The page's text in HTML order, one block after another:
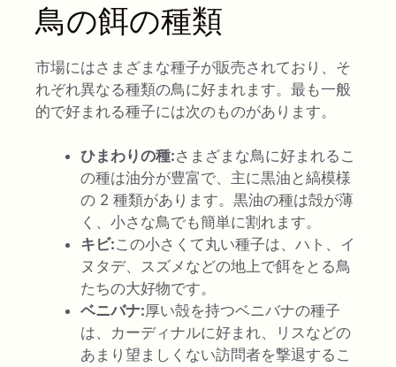
鳥の餌の種類
市場にはさまざまな種子が販売されており、そ
れぞれ異なる種類の鳥に好まれます。最も一般
的で好まれる種子には次のものがあります。
ひまわりの種:さまざまな鳥に好まれるこ
の種は油分が豊富で、主に黒油と縞模様
の 2 種類があります。黒油の種は殻が薄
く、小さな鳥でも簡単に割れます。
キビ:この小さくて丸い種子は、ハト、イ
ヌタデ、スズメなどの地上で餌をとる鳥
たちの大好物です。
ベニバナ:厚い殻を持つベニバナの種子
は、カーディナルに好まれ、リスなどの
あまり望ましくない訪問者を撃退するこ